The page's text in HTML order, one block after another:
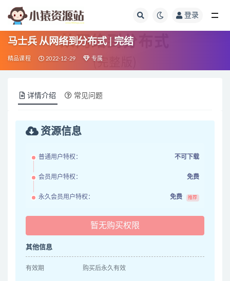
登录
马士兵 从网络到分布式 | 完结
精品课程 2022-12-29 专属
详情介绍 常见问题
资源信息
普通用户特权： 不可下载
会员用户特权： 免费
永久会员用户特权： 免费 推荐
暂无购买权限
其他信息
有效期 购买后永久有效